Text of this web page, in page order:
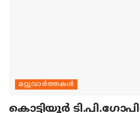
മറ്റുവാര്‍ത്തകള്‍
കൊട്ടിയൂര്‍